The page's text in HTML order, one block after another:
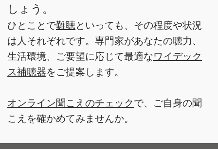
しょう。
ひとことで難聴といっても、その程度や状況
は人それぞれです。専門家があなたの聴力、
生活環境、ご要望に応じて最適なワイデック
ス補聴器をご提案します。
オンライン聞こえのチェックで、ご自身の聞
こえを確かめてみませんか。